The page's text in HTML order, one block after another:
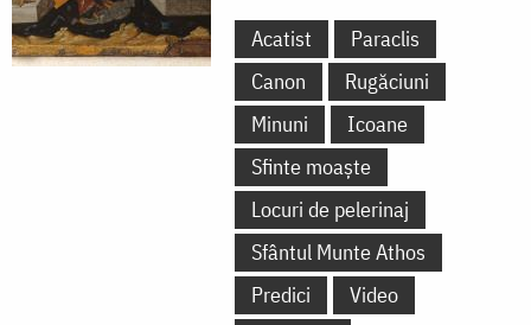
Acatist
Paraclis
Canon
Rugăciuni
Minuni
Icoane
Sfinte moaște
Locuri de pelerinaj
Sfântul Munte Athos
Predici
Video